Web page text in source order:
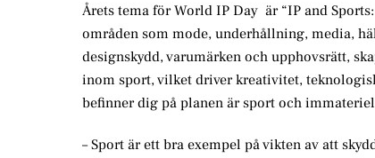
Årets tema för World IP Day är “IP and
områden som mode, underhållning, media,
designskydd, varumärken och upphovsrätt,
inom sport, vilket driver kreativitet,
befinner dig på planen är sport och
– Sport är ett bra exempel på vikten av att